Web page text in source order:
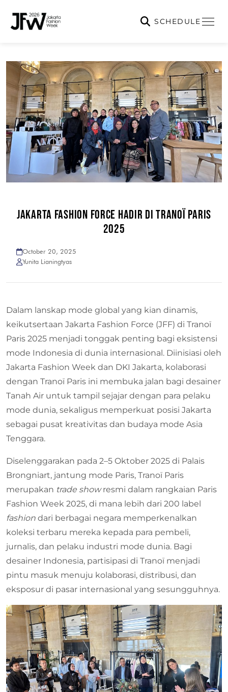
SCHEDULE
JAKARTA FASHION FORCE HADIR DI TRANOÏ PARIS
2025
October 20, 2025
Yunita Lianingtyas
Dalam lanskap mode global yang kian dinamis,
keikutsertaan Jakarta Fashion Force (JFF) di Tranoï
Paris 2025 menjadi tonggak penting bagi eksistensi
mode Indonesia di dunia internasional. Diinisiasi oleh
Jakarta Fashion Week dan DKI Jakarta, kolaborasi
dengan Tranoï Paris ini membuka jalan bagi desainer
Tanah Air untuk tampil sejajar dengan para pelaku
mode dunia, sekaligus memperkuat posisi Jakarta
sebagai pusat kreativitas dan budaya mode Asia
Tenggara.
Diselenggarakan pada 2–5 Oktober 2025 di Palais
Brongniart, jantung mode Paris, Tranoï Paris
merupakan trade showresmi dalam rangkaian Paris
Fashion Week 2025, di mana lebih dari 200 label
fashion dari berbagai negara memperkenalkan
koleksi terbaru mereka kepada para pembeli,
jurnalis, dan pelaku industri mode dunia. Bagi
desainer Indonesia, partisipasi di Tranoï menjadi
pintu masuk menuju kolaborasi, distribusi, dan
eksposur di pasar internasional yang sesungguhnya.